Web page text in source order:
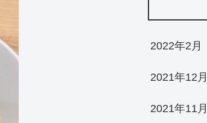
2022年2月
2021年12月
2021年11月